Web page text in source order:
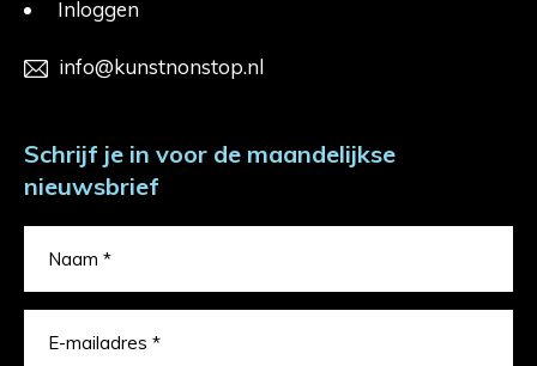
Inloggen
info@kunstnonstop.nl
Schrijf je in voor de maandelijkse
nieuwsbrief